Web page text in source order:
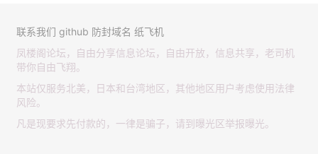
联系我们 github 防封域名 纸飞机
凤楼阁论坛，自由分享信息论坛，自由开放，信息共享，老司机
带你自由飞翔。
本站仅服务北美，日本和台湾地区，其他地区用户考虑使用法律
风险。
凡是现要求先付款的，一律是骗子，请到曝光区举报曝光。